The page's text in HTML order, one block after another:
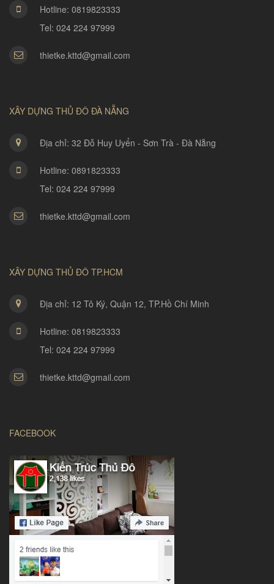
Hotline: 0819823333
Tel: 024 224 97999
thietke.kttd@gmail.com
XÂY DỰNG THỦ ĐÔ ĐÀ NẴNG
Địa chỉ: 32 Đỗ Huy Uyển - Sơn Trà - Đà Nẵng
Hotline: 0891823333
Tel: 024 224 97999
thietke.kttd@gmail.com
XÂY DỰNG THỦ ĐÔ TP.HCM
Địa chỉ: 12 Tô Ký, Quận 12, TP.Hồ Chí Minh
Hotline: 0819823333
Tel: 024 224 97999
thietke.kttd@gmail.com
FACEBOOK